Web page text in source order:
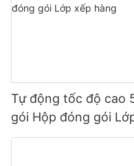
Tự động tốc độ cao
gói Hộp đóng gói